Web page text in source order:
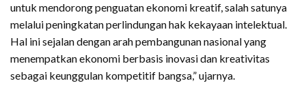
untuk mendorong penguatan ekonomi kreatif, salah satunya
melalui peningkatan perlindungan hak kekayaan intelektual.
Hal ini sejalan dengan arah pembangunan nasional yang
menempatkan ekonomi berbasis inovasi dan kreativitas
sebagai keunggulan kompetitif bangsa,” ujarnya.